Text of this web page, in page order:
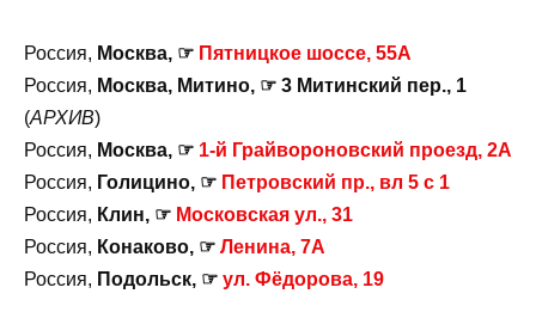
Россия, Москва, ☞ Пятницкое шоссе, 55А
Россия, Москва, Митино, ☞ 3 Митинский пер., 1
(АРХИВ)
Россия, Москва, ☞ 1-й Грайвороновский проезд, 2А
Россия, Голицино, ☞ Петровский пр., вл 5 с 1
Россия, Клин, ☞ Московская ул., 31
Россия, Конаково, ☞ Ленина, 7А
Россия, Подольск, ☞ ул. Фёдорова, 19